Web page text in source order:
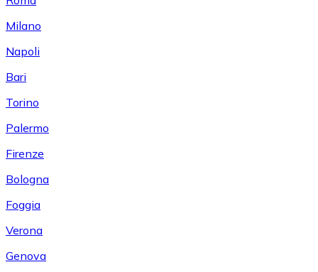
Milano
Napoli
Bari
Torino
Palermo
Firenze
Bologna
Foggia
Verona
Genova